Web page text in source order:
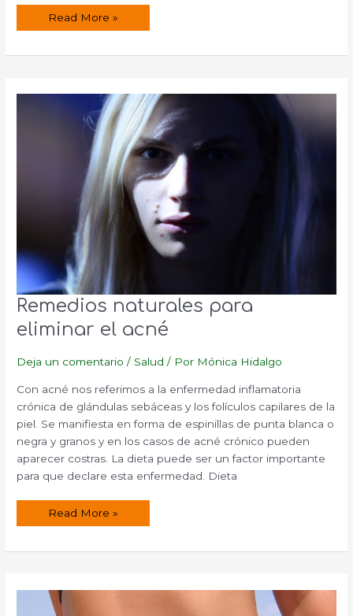
Remedios
las
Read More »
Remedios naturales para
eliminar el acné
Deja un comentario / Salud / Por Mónica Hidalgo
Con acné nos referimos a la enfermedad inflamatoria
crónica de glándulas sebáceas y los folículos capilares de la
piel. Se manifiesta en forma de espinillas de punta blanca o
negra y granos y en los casos de acné crónico pueden
aparecer costras. La dieta puede ser un factor importante
para que declare esta enfermedad. Dieta
Remedios
el
Read More »